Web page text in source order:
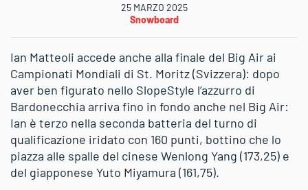
25 MARZO 2025
Snowboard
Ian Matteoli accede anche alla finale del Big Air ai
Campionati Mondiali di St. Moritz (Svizzera): dopo
aver ben figurato nello SlopeStyle l’azzurro di
Bardonecchia arriva fino in fondo anche nel Big Air:
Ian è terzo nella seconda batteria del turno di
qualificazione iridato con 160 punti, bottino che lo
piazza alle spalle del cinese Wenlong Yang (173,25) e
del giapponese Yuto Miyamura (161,75).